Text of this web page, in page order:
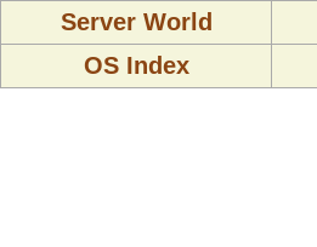
Server World
OS Index